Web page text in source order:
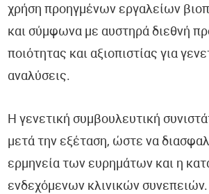
χρήση προηγμένων εργαλείων
και σύμφωνα με αυστηρά διεθνή
ποιότητας και αξιοπιστίας για
αναλύσεις.
Η γενετική συμβουλευτική
μετά την εξέταση, ώστε να
ερμηνεία των ευρημάτων και η
ενδεχόμενων κλινικών συνεπειών.